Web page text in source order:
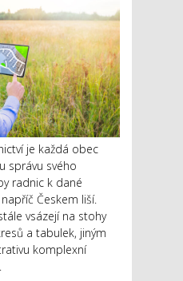
je každá obec
správu svého
radnic k dané
Českem liší.
vsázejí na stohy
a tabulek, jiným
komplexní